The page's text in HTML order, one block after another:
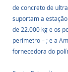
de concreto de
suportam a
de 22.000 kg e os
perímetro – ; e a
fornecedora do